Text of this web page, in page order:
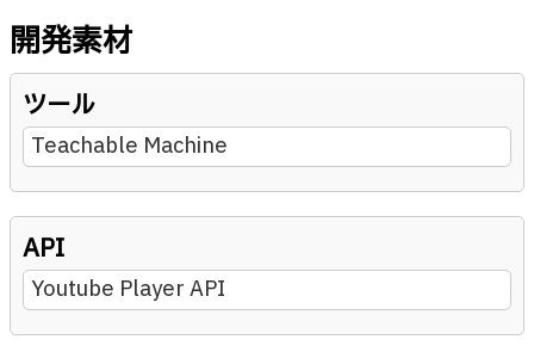
開発素材
ツール
Teachable Machine
API
Youtube Player API